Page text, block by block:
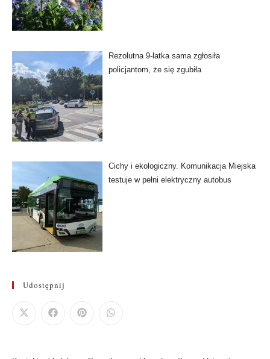
Rezolutna 9-latka sama zgłosiła
policjantom, że się zgubiła
Cichy i ekologiczny. Komunikacja Miejska
testuje w pełni elektryczny autobus
Udostępnij